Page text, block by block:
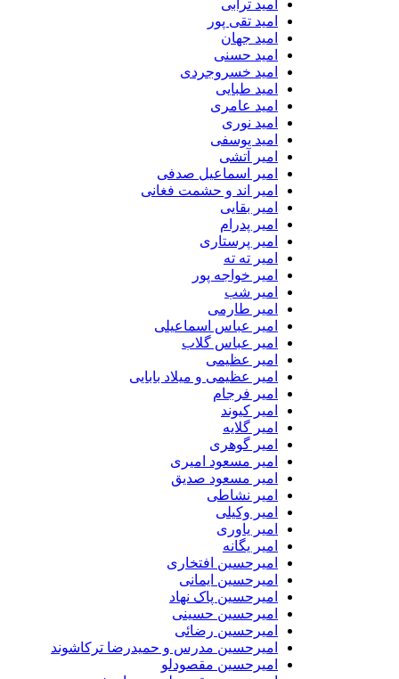
امید ترابی
امید تقی پور
امید جهان
امید حسنی
امید خسروجردی
امید طبایی
امید عامری
امید نوری
امید یوسفی
امیر آتشی
امیر اسماعیل صدفی
امیر اند و حشمت فغانی
امیر بقایی
امیر پدرام
امیر پرستاری
امیر ته ته
امیر خواجه پور
امیر شب
امیر طارمی
امیر عباس اسماعیلی
امیر عباس گلاب
امیر عظیمی
امیر عظیمی و میلاد بابایی
امیر فرجام
امیر کیوند
امیر گلایه
امیر گوهری
امیر مسعود امیری
امیر مسعود صدیق
امیر نشاطی
امیر وکیلی
امیر یاوری
امیر یگانه
امیرحسین افتخاری
امیرحسین ایمانی
امیرحسین پاک نهاد
امیرحسین حسینی
امیرحسین رضائی
امیرحسین مدرس و حمیدرضا ترکاشوند
امیرحسین مقصودلو